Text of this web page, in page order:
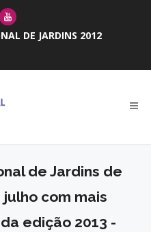
DE JARDINS 2012
de Jardins de
com mais
edição 2013 -